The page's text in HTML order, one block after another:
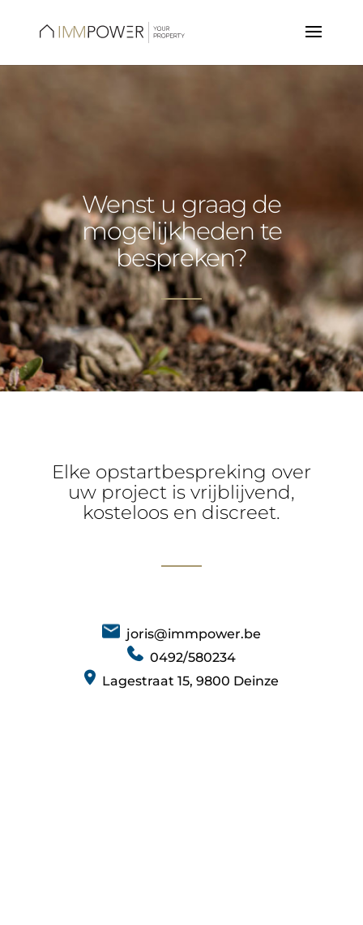
Wenst u graag de
mogelijkheden te
bespreken?
Elke opstartbespreking over
uw project is vrijblijvend,
kosteloos en discreet.
joris@immpower.be
0492/580234
Lagestraat 15, 9800 Deinze